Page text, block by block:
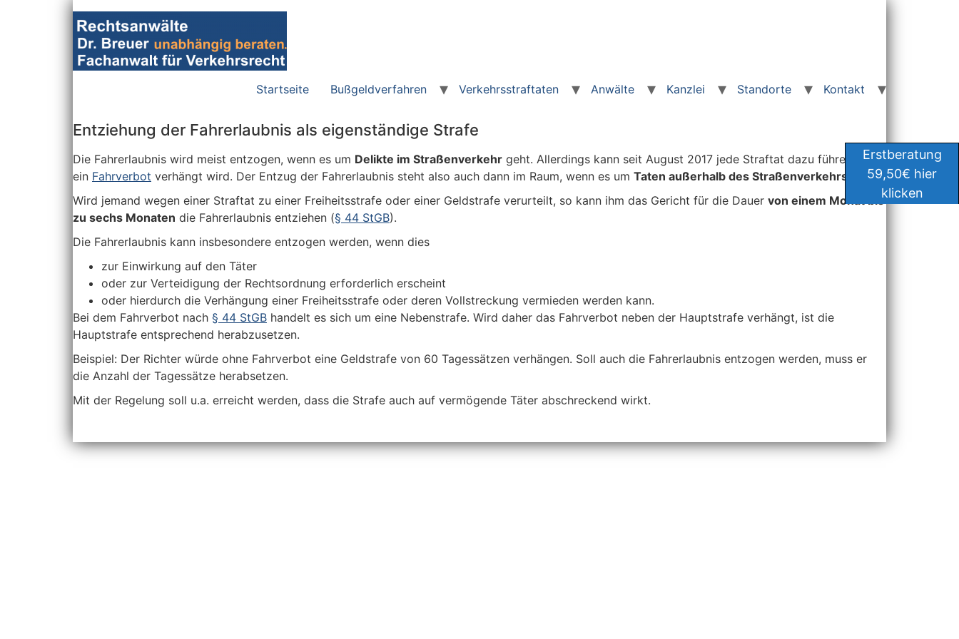
Zum
Inhalt
wechseln
Startseite Bußgeldverfahren Verkehrsstraftaten Anwälte Kanzlei Standorte Kontakt
Entziehung der Fahrerlaubnis als eigenständige Strafe
Die Fahrerlaubnis wird meist entzogen, wenn es um Delikte im Straßenverkehr geht. Allerdings kann seit August 2017 jede Straftat dazu führen, dass
ein Fahrverbot verhängt wird. Der Entzug der Fahrerlaubnis steht also auch dann im Raum, wenn es um Taten außerhalb des Straßenverkehrs
geht.
Wird jemand wegen einer Straftat zu einer Freiheitsstrafe oder einer Geldstrafe verurteilt, so kann ihm das Gericht für die Dauer von einem Monat bis
zu sechs Monaten die Fahrerlaubnis entziehen (§ 44 StGB).
Die Fahrerlaubnis kann insbesondere entzogen werden, wenn dies
zur Einwirkung auf den Täter
oder zur Verteidigung der Rechtsordnung erforderlich erscheint
oder hierdurch die Verhängung einer Freiheitsstrafe oder deren Vollstreckung vermieden werden kann.
Bei dem Fahrverbot nach § 44 StGB handelt es sich um eine Nebenstrafe. Wird daher das Fahrverbot neben der Hauptstrafe verhängt, ist die
Hauptstrafe entsprechend herabzusetzen.
Beispiel: Der Richter würde ohne Fahrverbot eine Geldstrafe von 60 Tagessätzen verhängen. Soll auch die Fahrerlaubnis entzogen werden, muss er
die Anzahl der Tagessätze herabsetzen.
Mit der Regelung soll u.a. erreicht werden, dass die Strafe auch auf vermögende Täter abschreckend wirkt.
Erstberatung
59,50€ hier
klicken